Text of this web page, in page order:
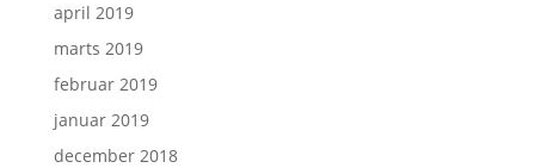
april 2019
marts 2019
februar 2019
januar 2019
december 2018